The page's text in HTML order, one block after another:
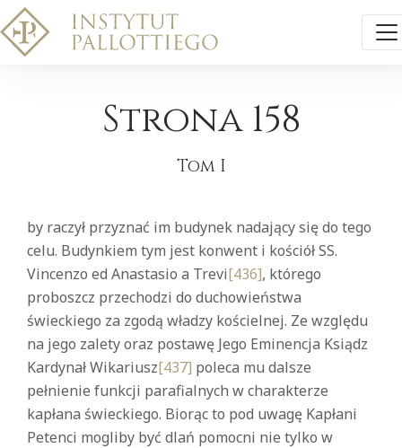
Strona 158
Tom I
by raczył przyznać im budynek nadający się do tego
celu. Budynkiem tym jest konwent i kościół SS.
Vincenzo ed Anastasio a Trevi[436], którego
proboszcz przechodzi do duchowieństwa
świeckiego za zgodą władzy kościelnej. Ze względu
na jego zalety oraz postawę Jego Eminencja Ksiądz
Kardynał Wikariusz[437] poleca mu dalsze
pełnienie funkcji parafialnych w charakterze
kapłana świeckiego. Biorąc to pod uwagę Kapłani
Petenci mogliby być dlań pomocni nie tylko w